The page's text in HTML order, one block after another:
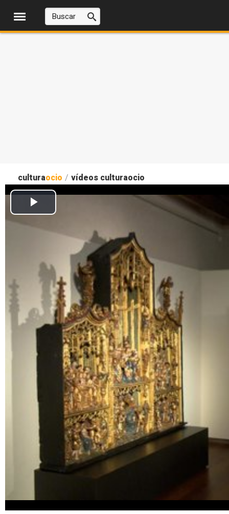
culturaocio / vídeos culturaocio